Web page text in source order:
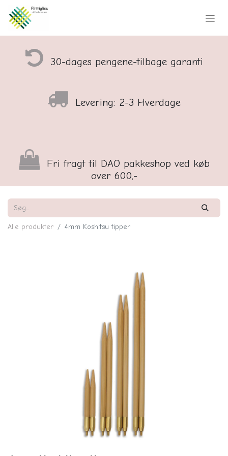
30-dages pengene-tilbage garanti
Levering: 2-3 Hverdage
Fri fragt til DAO pakkeshop ved køb
over 600,-
Alle produkter 4mm Koshitsu tipper